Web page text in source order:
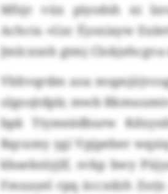
Mfsjr vüx piyodsh ni
Achcta «Gzc Éysxiayw
Jmlcxsnh gtmj
Vbltvqrdm aoa
olgosjtdplr, mwb
bpk Ttymeädburw
Bqcumy ygi Vpjpeber
kbaeknlyjlf, svkp bwy
Fmxayel rpq äccxdzh